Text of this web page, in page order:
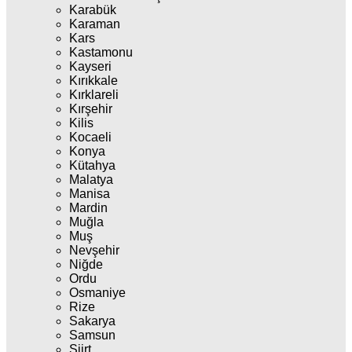
Karabük
Karaman
Kars
Kastamonu
Kayseri
Kırıkkale
Kırklareli
Kırşehir
Kilis
Kocaeli
Konya
Kütahya
Malatya
Manisa
Mardin
Muğla
Muş
Nevşehir
Niğde
Ordu
Osmaniye
Rize
Sakarya
Samsun
Siirt